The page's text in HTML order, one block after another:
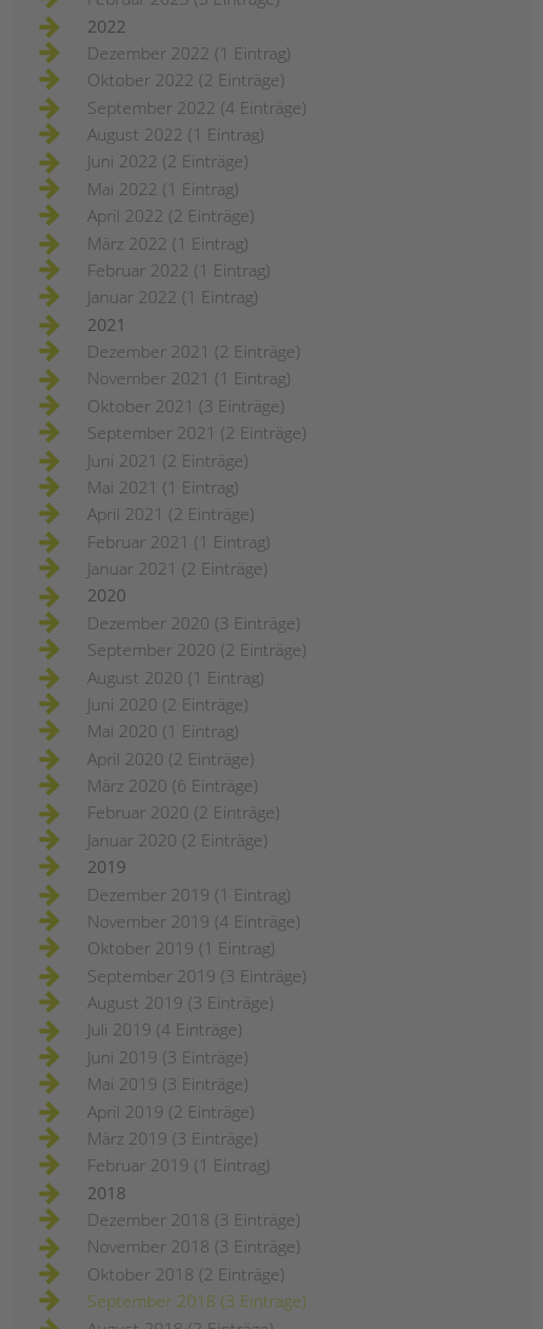
2022
Dezember 2022 (1 Eintrag)
Oktober 2022 (2 Einträge)
September 2022 (4 Einträge)
August 2022 (1 Eintrag)
Juni 2022 (2 Einträge)
Mai 2022 (1 Eintrag)
April 2022 (2 Einträge)
März 2022 (1 Eintrag)
Februar 2022 (1 Eintrag)
Januar 2022 (1 Eintrag)
2021
Dezember 2021 (2 Einträge)
November 2021 (1 Eintrag)
Oktober 2021 (3 Einträge)
September 2021 (2 Einträge)
Juni 2021 (2 Einträge)
Mai 2021 (1 Eintrag)
April 2021 (2 Einträge)
Februar 2021 (1 Eintrag)
Januar 2021 (2 Einträge)
2020
Dezember 2020 (3 Einträge)
September 2020 (2 Einträge)
August 2020 (1 Eintrag)
Juni 2020 (2 Einträge)
Mai 2020 (1 Eintrag)
April 2020 (2 Einträge)
März 2020 (6 Einträge)
Februar 2020 (2 Einträge)
Januar 2020 (2 Einträge)
2019
Dezember 2019 (1 Eintrag)
November 2019 (4 Einträge)
Oktober 2019 (1 Eintrag)
September 2019 (3 Einträge)
August 2019 (3 Einträge)
Juli 2019 (4 Einträge)
Juni 2019 (3 Einträge)
Mai 2019 (3 Einträge)
April 2019 (2 Einträge)
März 2019 (3 Einträge)
Februar 2019 (1 Eintrag)
2018
Dezember 2018 (3 Einträge)
November 2018 (3 Einträge)
Oktober 2018 (2 Einträge)
September 2018 (3 Einträge)